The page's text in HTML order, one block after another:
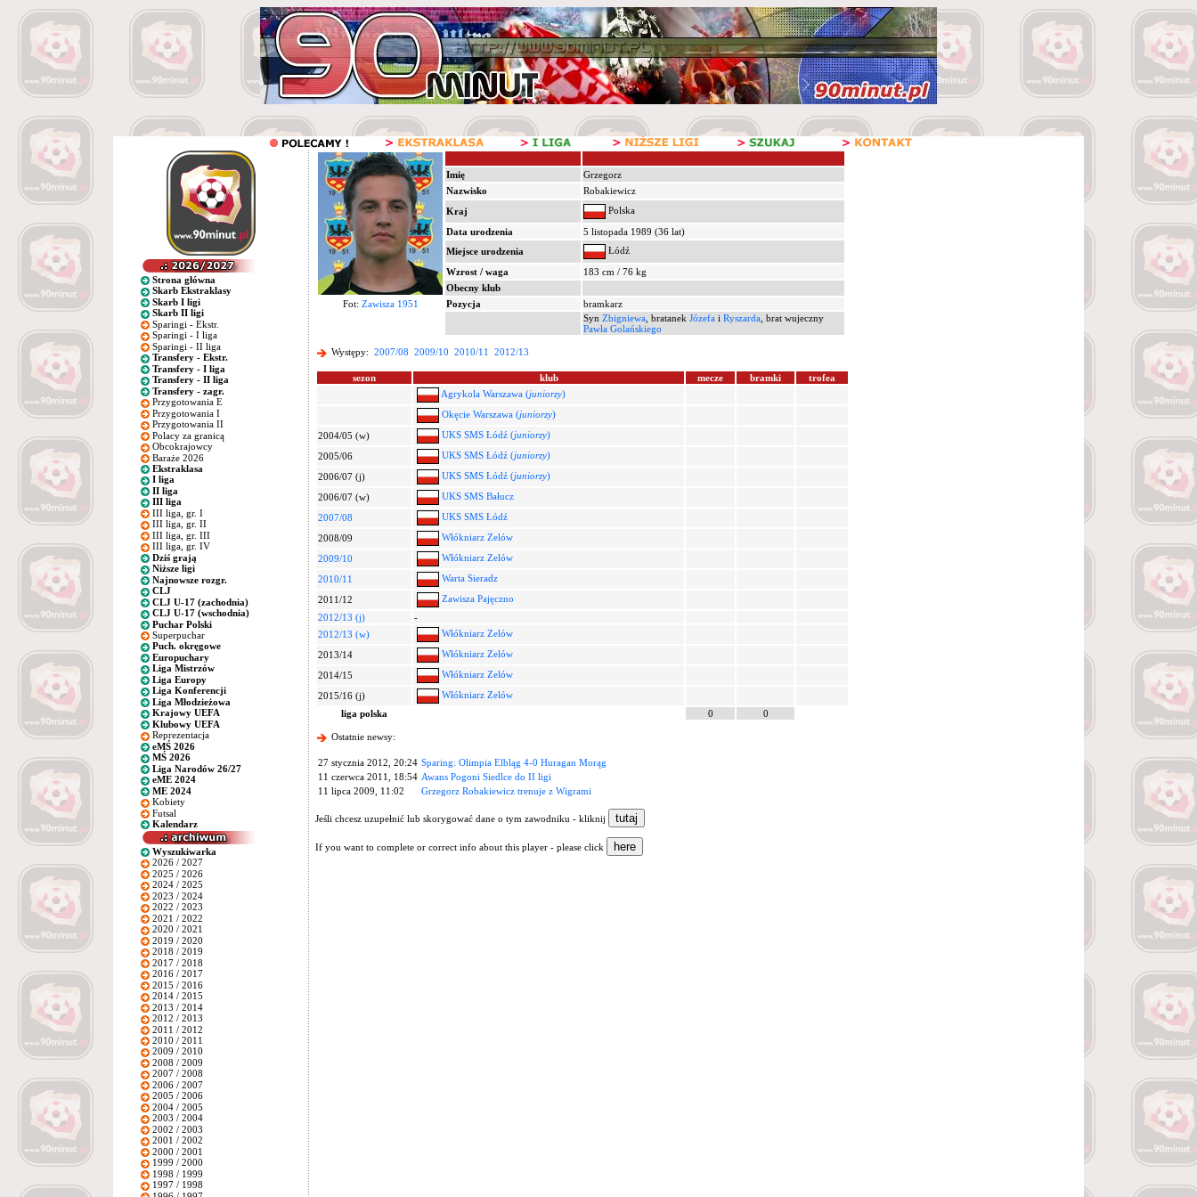
Strona główna
Skarb Ekstraklasy
Skarb I ligi
Skarb II ligi
Sparingi - Ekstr.
Sparingi - I liga
Sparingi - II liga
Transfery - Ekstr.
Transfery - I liga
Transfery - II liga
Transfery - zagr.
Przygotowania E
Przygotowania I
Przygotowania II
Polacy za granicą
Obcokrajowcy
Baraże 2026
Ekstraklasa
I liga
II liga
III liga
III liga, gr. I
III liga, gr. II
III liga, gr. III
III liga, gr. IV
Dziś grają
Niższe ligi
Najnowsze rozgr.
CLJ
CLJ U-17 (zachodnia)
CLJ U-17 (wschodnia)
Puchar Polski
Superpuchar
Puch. okręgowe
Europuchary
Liga Mistrzów
Liga Europy
Liga Konferencji
Liga Młodzieżowa
Krajowy UEFA
Klubowy UEFA
Reprezentacja
eMŚ 2026
MŚ 2026
Liga Narodów 26/27
eME 2024
ME 2024
Kobiety
Futsal
Kalendarz
Wyszukiwarka
2026 / 2027
2025 / 2026
2024 / 2025
2023 / 2024
2022 / 2023
2021 / 2022
2020 / 2021
2019 / 2020
2018 / 2019
2017 / 2018
2016 / 2017
2015 / 2016
2014 / 2015
2013 / 2014
2012 / 2013
2011 / 2012
2010 / 2011
2009 / 2010
2008 / 2009
2007 / 2008
2006 / 2007
2005 / 2006
2004 / 2005
2003 / 2004
2002 / 2003
2001 / 2002
2000 / 2001
1999 / 2000
1998 / 1999
1997 / 1998
Imię
Grzegorz
Nazwisko
Robakiewicz
Kraj
Polska
Data urodzenia
5 listopada 1989 (36 lat)
Miejsce urodzenia
Łódź
Wzrost / waga
183 cm / 76 kg
Obecny klub
Fot: Zawisza 1951 Pozycja
bramkarz
Syn Zbigniewa , bratanek Józefa i Ryszarda , brat wujeczny
Pawła Golańskiego
Występy: 2007/08 2009/10 2010/11 2012/13
sezon klub mecze bramki
trofea
Agrykola Warszawa (juniorzy)
Okęcie Warszawa (juniorzy)
2004/05 (w)
UKS SMS Łódź (juniorzy)
2005/06
UKS SMS Łódź (juniorzy)
2006/07 (j)
UKS SMS Łódź (juniorzy)
2006/07 (w)
UKS SMS Bałucz
2007/08
UKS SMS Łódź
2008/09
Włókniarz Zelów
2009/10
Włókniarz Zelów
2010/11
Warta Sieradz
2011/12
Zawisza Pajęczno
2012/13 (j)
-
2012/13 (w)
Włókniarz Zelów
2013/14
Włókniarz Zelów
2014/15
Włókniarz Zelów
2015/16 (j)
Włókniarz Zelów
liga polska
0 0
Ostatnie newsy:
27 stycznia 2012, 20:24 Sparing: Olimpia Elbląg 4-0 Huragan Morąg
11 czerwca 2011, 18:54 Awans Pogoni Siedlce do II ligi
11 lipca 2009, 11:02
Grzegorz Robakiewicz trenuje z Wigrami
Jeśli chcesz uzupełnić lub skorygować dane o tym zawodniku - kliknij
If you want to complete or correct info about this player - please click